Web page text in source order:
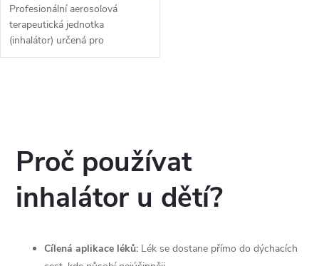
Profesionální aerosolová
terapeutická jednotka
(inhalátor) určená pro
nemocniční použití, domácí péči
á
d
Proč používat
inhalátor u dětí?
Cílená aplikace léků: Lék se dostane přímo do dýchacích